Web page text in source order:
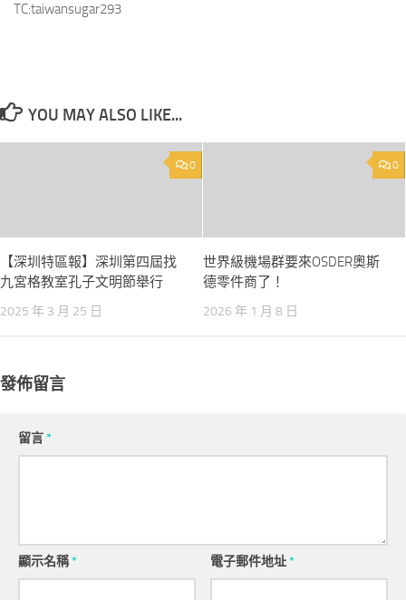
TC:taiwansugar293
YOU MAY ALSO LIKE...
0
【深圳特區報】深圳第四屆找
九宮格教室孔子文明節舉行
2025 年 3 月 25 日
0
世界級機場群要來OSDER奧斯
德零件商了！
2026 年 1 月 8 日
發佈留言
留言*
顯示名稱* 電子郵件地址*